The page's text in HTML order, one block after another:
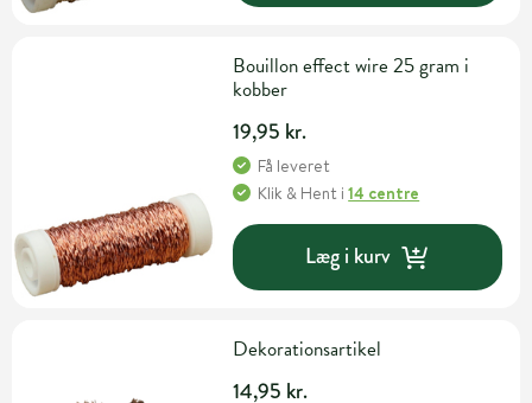
Bouillon effect wire 25 gram i
kobber
19,95 kr.
Få leveret
Klik & Hent i14 centre
Læg i kurv
Dekorationsartikel
14,95 kr.